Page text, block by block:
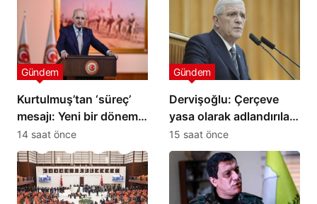
Kurtulmuş’tan ‘süreç’
mesajı: Yeni bir dönemin
kapısı aralanıyor
Gündem
14 saat önce
Dervişoğlu: Çerçeve
yasa olarak adlandırılan
ihanet belgesini kabul
etmeyeceğiz
Gündem
15 saat önce